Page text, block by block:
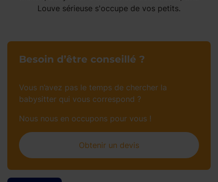
Louve sérieuse s'occupe de vos petits.
Besoin d’être conseillé ?
Vous n’avez pas le temps de chercher la
babysitter qui vous correspond ?
Nous nous en occupons pour vous !
Obtenir un devis